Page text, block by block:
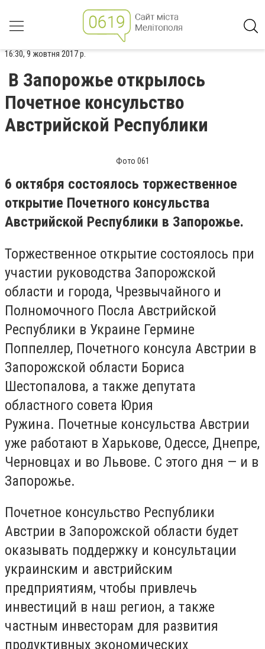
16:30, 9 жовтня 2017 р.
В Запорожье открылось
Почетное консульство
Австрийской Республики
Фото 061
6 октября состоялось торжественное
открытие Почетного консульства
Австрийской Республики в Запорожье.
Торжественное открытие состоялось при
участии руководства Запорожской
области и города, Чрезвычайного и
Полномочного Посла Австрийской
Республики в Украине Гермине
Поппеллер, Почетного консула Австрии в
Запорожской области Бориса
Шестопалова, а также депутата
областного совета Юрия
Ружина. Почетные консульства Австрии
уже работают в Харькове, Одессе, Днепре,
Черновцах и во Львове. С этого дня — и в
Запорожье.
Почетное консульство Республики
Австрии в Запорожской области будет
оказывать поддержку и консультации
украинским и австрийским
предприятиям, чтобы привлечь
инвестиций в наш регион, а также
частным инвесторам для развития
продуктивных экономических